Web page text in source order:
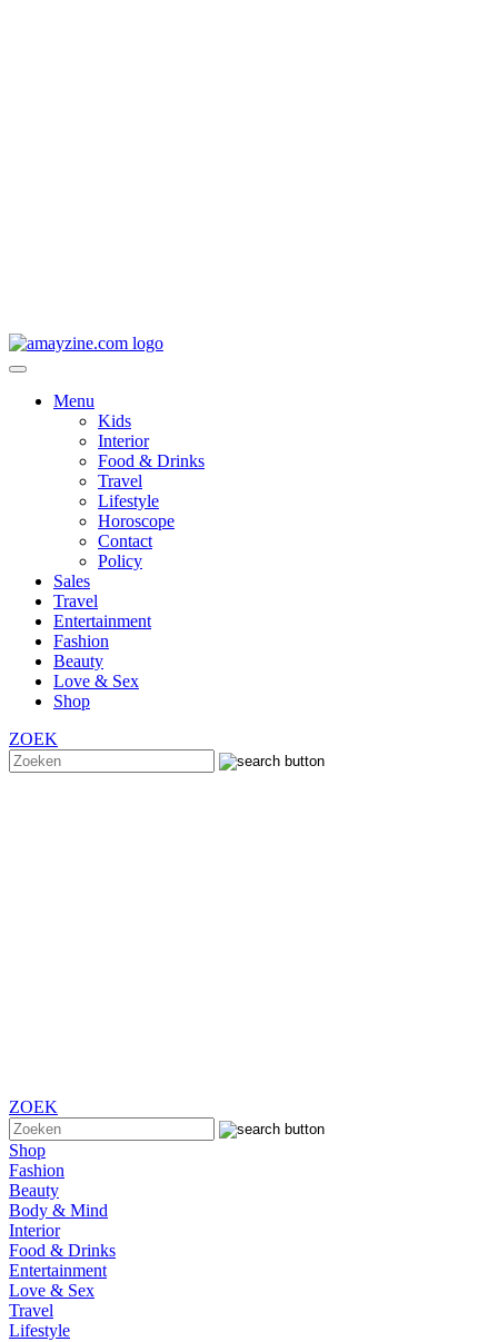
Menu
Kids
Interior
Food & Drinks
Travel
Lifestyle
Horoscope
Contact
Policy
Sales
Travel
Entertainment
Fashion
Beauty
Love & Sex
Shop
ZOEK
ZOEK
Shop
Fashion
Beauty
Body & Mind
Interior
Food & Drinks
Entertainment
Love & Sex
Travel
Lifestyle